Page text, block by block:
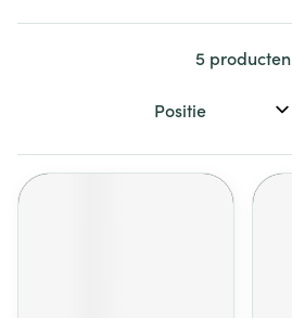
5 producten
Sorteer op: